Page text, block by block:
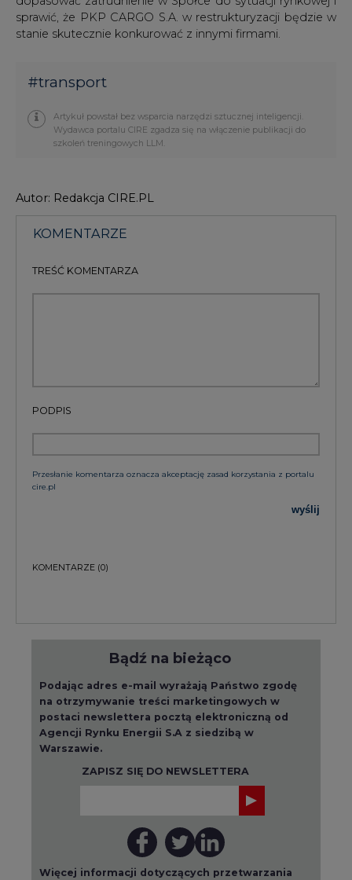
sprawić, że PKP CARGO S.A. w restrukturyzacji będzie w
stanie skutecznie konkurować z innymi firmami.
#transport
Artykuł powstał bez wsparcia narzędzi sztucznej inteligencji.
Wydawca portalu CIRE zgadza się na włączenie publikacji do
szkoleń treningowych LLM.
Autor: Redakcja CIRE.PL
KOMENTARZE
TREŚĆ KOMENTARZA
PODPIS
Przesłanie komentarza oznacza akceptację zasad korzystania z portalu
cire.pl
wyślij
KOMENTARZE (0)
Bądź na bieżąco
Podając adres e-mail wyrażają Państwo zgodę
na otrzymywanie treści marketingowych w
postaci newslettera pocztą elektroniczną od
Agencji Rynku Energii S.A z siedzibą w
Warszawie.
ZAPISZ SIĘ DO NEWSLETTERA
Więcej informacji dotyczących przetwarzania